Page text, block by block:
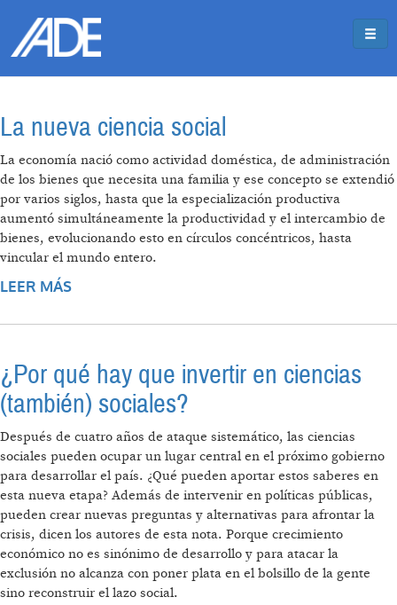
La nueva ciencia social
La economía nació como actividad doméstica, de administración
de los bienes que necesita una familia y ese concepto se extendió
por varios siglos, hasta que la especialización productiva
aumentó simultáneamente la productividad y el intercambio de
bienes, evolucionando esto en círculos concéntricos, hasta
vincular el mundo entero.
LEER MÁS
¿Por qué hay que invertir en ciencias
(también) sociales?
Después de cuatro años de ataque sistemático, las ciencias
sociales pueden ocupar un lugar central en el próximo gobierno
para desarrollar el país. ¿Qué pueden aportar estos saberes en
esta nueva etapa? Además de intervenir en políticas públicas,
pueden crear nuevas preguntas y alternativas para afrontar la
crisis, dicen los autores de esta nota. Porque crecimiento
económico no es sinónimo de desarrollo y para atacar la
exclusión no alcanza con poner plata en el bolsillo de la gente
sino reconstruir el lazo social.